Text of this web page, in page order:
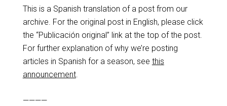
This is a Spanish translation of a post from our
archive. For the original post in English, please click
the “Publicación original” link at the top of the post.
For further explanation of why we’re posting
articles in Spanish for a season, see this
announcement.
————